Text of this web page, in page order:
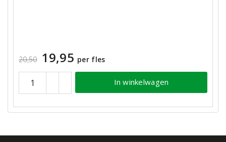
20,50 19,95 per fles
In winkelwagen